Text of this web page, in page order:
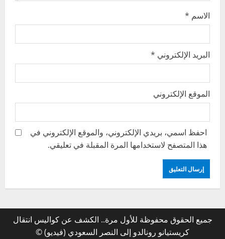
الاسم *
البريد الإلكتروني *
الموقع الإلكتروني
احفظ اسمي، بريدي الإلكتروني، والموقع الإلكتروني في
هذا المتصفح لاستخدامها المرة المقبلة في تعليقي.
جميع الحقوق محفوظة للأول مرة.. الكشف عن كواليس انتقال
كريستيانو رونالدو إلى النصر السعودي (فيديو) ©